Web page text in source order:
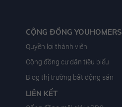
CỘNG ĐỒNG YOUHOMERS
Quyền lợi thành viên
Cộng đồng cư dân tiêu biểu
Blog thị trường bất động sản
LIÊN KẾT